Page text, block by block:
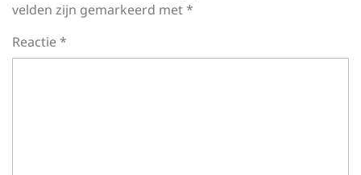
velden zijn gemarkeerd met*
Reactie*